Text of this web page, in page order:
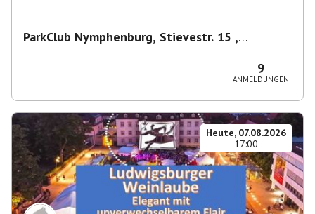
ParkClub Nymphenburg, Stievestr. 15 ,
9
ANMELDUNGEN
Heute, 07.08.2026
17:00